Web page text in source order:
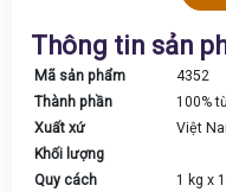
Thông tin sản
Mã sản phẩm
4352
Thành phần
100%
Xuất xứ
Việt
Khối lượng
Quy cách
1 kg x